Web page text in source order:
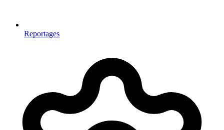
Reportages